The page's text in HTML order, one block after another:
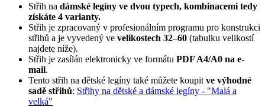
Střih na dámské legíny ve dvou typech, kombinacemi tedy
získáte 4 varianty.
Střih je zpracovaný v profesionálním programu pro konstrukci
střihů a je vyvedený ve velikostech 32–60 (tabulku velikostí
najdete níže).
Střih je zasílán elektronicky ve formátu PDF A4/A0 na e-
mail.
Tento střih na dětské legíny také můžete koupit ve výhodné
sadě střihů: Střihy na dětské a dámské legíny - "Malá a
velká"